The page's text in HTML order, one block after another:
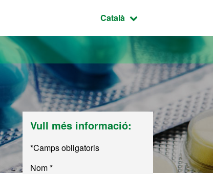
Idioma seleccionat:
Català
Vull més informació:
*Camps obligatoris
Nom *